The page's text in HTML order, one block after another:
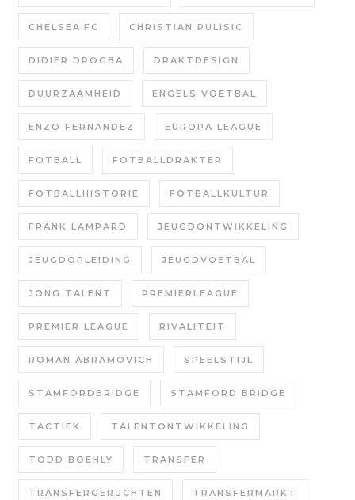
CHELSEA FC CHRISTIAN PULISIC
DIDIER DROGBA DRAKTDESIGN
DUURZAAMHEID ENGELS VOETBAL
ENZO FERNANDEZ EUROPA LEAGUE
FOTBALL FOTBALLDRAKTER
FOTBALLHISTORIE FOTBALLKULTUR
FRANK LAMPARD JEUGDONTWIKKELING
JEUGDOPLEIDING JEUGDVOETBAL
JONG TALENT PREMIERLEAGUE
PREMIER LEAGUE RIVALITEIT
ROMAN ABRAMOVICH SPEELSTIJL
STAMFORDBRIDGE STAMFORD BRIDGE
TACTIEK TALENTONTWIKKELING
TODD BOEHLY TRANSFER
TRANSFERGERUCHTEN TRANSFERMARKT